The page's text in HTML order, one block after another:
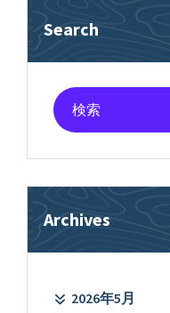
Search
検
索
象:
Archives
2026年5月